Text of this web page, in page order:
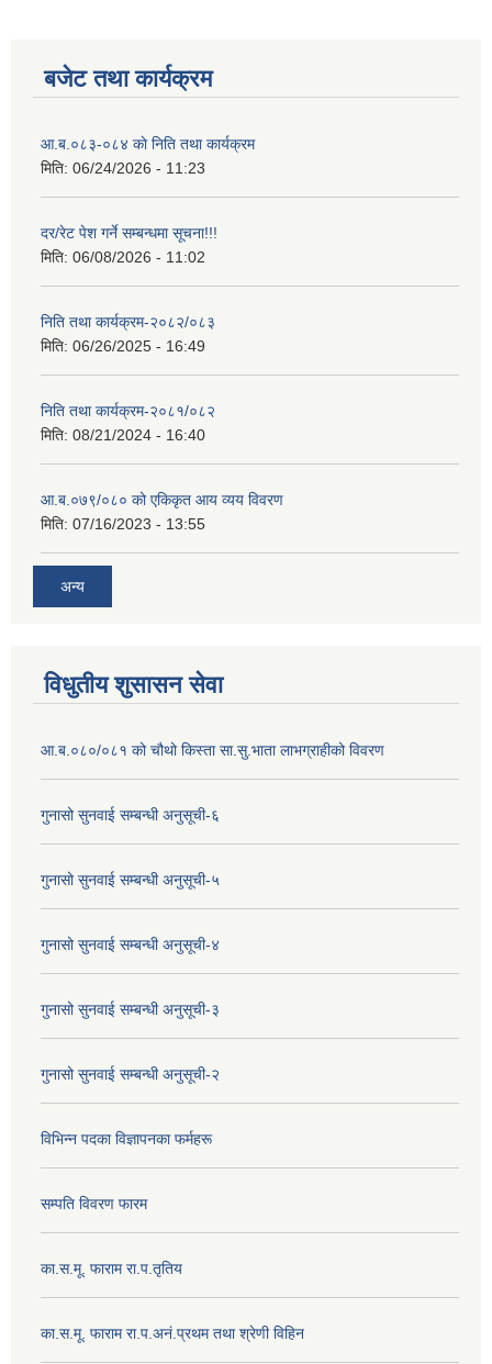
बजेट तथा कार्यक्रम
आ.ब.०८३-०८४ काे निति तथा कार्यक्रम
मिति: 06/24/2026 - 11:23
दर/रेट पेश गर्ने सम्बन्धमा सूचना!!!
मिति: 06/08/2026 - 11:02
निति तथा कार्यक्रम-२०८२/०८३
मिति: 06/26/2025 - 16:49
निति तथा कार्यक्रम-२०८१/०८२
मिति: 08/21/2024 - 16:40
आ.ब.०७९/०८० को एकिकृत आय व्यय विवरण
मिति: 07/16/2023 - 13:55
अन्य
विधुतीय शुसासन सेवा
आ.ब.०८०/०८१ को चौथो किस्ता सा.सु.भाता लाभग्राहीको विवरण
गुनासो सुनवाई सम्बन्धी अनुसूची-६
गुनासो सुनवाई सम्बन्धी अनुसूची-५
गुनासो सुनवाई सम्बन्धी अनुसूची-४
गुनासो सुनवाई सम्बन्धी अनुसूची-३
गुनासो सुनवाई सम्बन्धी अनुसूची-२
विभिन्न पदका विज्ञापनका फर्महरू
सम्पति विवरण फारम
का.स.मू. फाराम रा.प.तृतिय
का.स.मू. फाराम रा.प.अनं.प्रथम तथा श्रेणी विहिन